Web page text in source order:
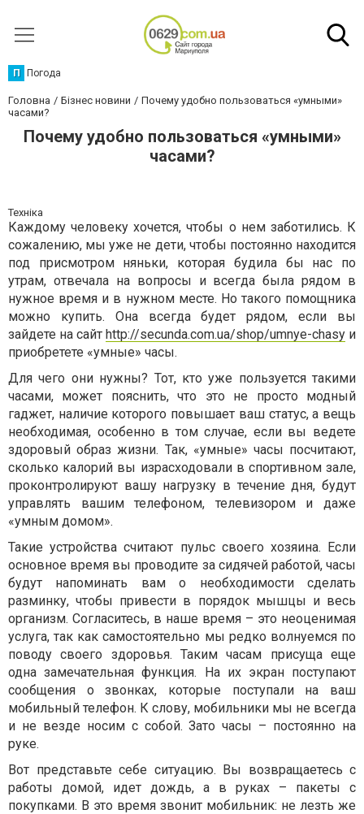
П Погода
Головна Бізнес новини
Почему удобно пользоваться «умными»
часами?
Почему удобно пользоваться «умными»
часами?
Техніка
Каждому человеку хочется, чтобы о нем заботились. К
сожалению, мы уже не дети, чтобы постоянно находится
под присмотром няньки, которая будила бы нас по
утрам, отвечала на вопросы и всегда была рядом в
нужное время и в нужном месте. Но такого помощника
можно купить. Она всегда будет рядом, если вы
зайдете на сайт http://secunda.com.ua/shop/umnye-chasy и
приобретете «умные» часы.
Для чего они нужны? Тот, кто уже пользуется такими
часами, может пояснить, что это не просто модный
гаджет, наличие которого повышает ваш статус, а вещь
необходимая, особенно в том случае, если вы ведете
здоровый образ жизни. Так, «умные» часы посчитают,
сколько калорий вы израсходовали в спортивном зале,
проконтролируют вашу нагрузку в течение дня, будут
управлять вашим телефоном, телевизором и даже
«умным домом».
Такие устройства считают пульс своего хозяина. Если
основное время вы проводите за сидячей работой, часы
будут напоминать вам о необходимости сделать
разминку, чтобы привести в порядок мышцы и весь
организм. Согласитесь, в наше время – это неоценимая
услуга, так как самостоятельно мы редко волнуемся по
поводу своего здоровья. Таким часам присуща еще
одна замечательная функция. На их экран поступают
сообщения о звонках, которые поступали на ваш
мобильный телефон. К слову, мобильники мы не всегда
и не везде носим с собой. Зато часы – постоянно на
руке.
Вот представьте себе ситуацию. Вы возвращаетесь с
работы домой, идет дождь, а в руках – пакеты с
покупками. В это время звонит мобильник: не лезть же